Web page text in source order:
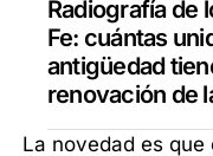
Radiografía de
Fe: cuántas
antigüedad
renovación de
La novedad es